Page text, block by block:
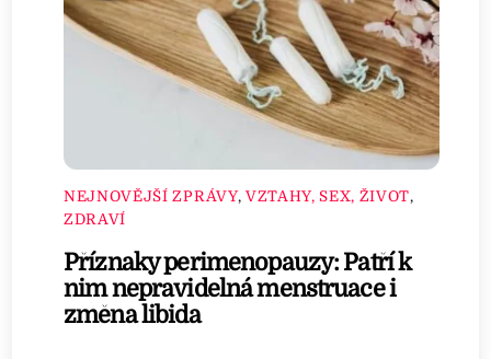
NEJNOVĚJŠÍ ZPRÁVY, VZTAHY, SEX, ŽIVOT,
ZDRAVÍ
Příznaky perimenopauzy: Patří k
nim nepravidelná menstruace i
změna libida